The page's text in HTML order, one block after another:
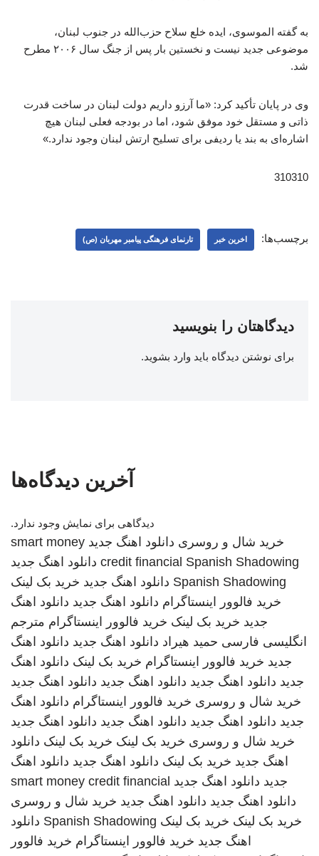
به گفته الموسوی، ایده خلع سلاح حزب‌الله در جنوب لبنان،
موضوعی جدید نیست و نخستین بار پس از جنگ سال ۲۰۰۶ مطرح
شد.
وی در پایان تأکید کرد: «ما آرزو داریم دولت لبنان در ساخت قدرت
ذاتی و مستقل خود موفق شود، اما در بودجه فعلی لبنان هیچ
اشاره‌ای به بند یا ردیفی برای تسلیح ارتش لبنان وجود ندارد.»
310310
برچسب‌ها: اخرین خبر تارنمای فرهنگی پیامبر مهربان (ص)
دیدگاهتان را بنویسید
برای نوشتن دیدگاه باید وارد بشوید.
آخرین دیدگاه‌ها
دیدگاهی برای نمایش وجود ندارد.
خرید شال و روسری دانلود اهنگ جدید smart money
credit financial Spanish Shadowing
دانلود اهنگ جدید
Spanish Shadowing دانلود اهنگ جدید خرید بک لینک
خرید فالوور اینستاگرام دانلود اهنگ جدید دانلود اهنگ
جدید خرید بک لینک خرید فالوور اینستاگرام مترجم
انگلیسی فارسی حمید هیراد دانلود اهنگ جدید دانلود اهنگ
جدید خرید فالوور اینستاگرام خرید بک لینک دانلود اهنگ
جدید دانلود اهنگ جدید دانلود اهنگ جدید دانلود اهنگ جدید
خرید شال و روسری خرید فالوور اینستاگرام دانلود اهنگ
جدید دانلود اهنگ جدید دانلود اهنگ جدید دانلود اهنگ جدید
خرید شال و روسری خرید بک لینک خرید بک لینک دانلود
اهنگ جدید خرید بک لینک دانلود اهنگ جدید دانلود اهنگ
جدید دانلود اهنگ جدید smart money credit financial
دانلود اهنگ جدید دانلود اهنگ جدید خرید شال و روسری
خرید بک لینک خرید بک لینک Spanish Shadowing دانلود
اهنگ جدید خرید فالوور اینستاگرام خرید فالوور